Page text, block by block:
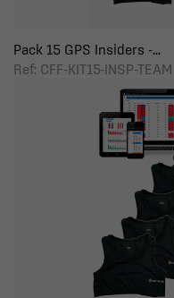
Pack 15 GPS Insiders -...
Ref: CFF-KIT15-INSP-TEAM